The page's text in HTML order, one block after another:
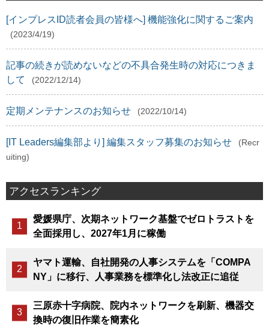
[インプレスID読者会員の皆様へ] 機能強化に関するご案内
(2023/4/19)
記事の続きが読めないなどの不具合発生時の対応につきま
して
(2022/12/14)
定期メンテナンスのお知らせ (2022/10/14)
[IT Leaders編集部より] 編集スタッフ募集のお知らせ
(Recr
uiting)
アクセスランキング
愛媛県庁、次期ネットワーク基盤でゼロトラストを
全面採用し、2027年1月に稼働
ヤマト運輸、自社開発の人事システムを「COMPA
NY」に移行、人事業務を標準化し法改正に追従
三原赤十字病院、院内ネットワークを刷新、機器交
換時の復旧作業を簡素化